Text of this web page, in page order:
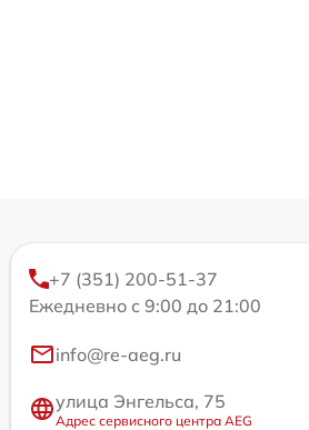
+7 (351) 200-51-37
Ежедневно с 9:00 до 21:00
info@re-aeg.ru
улица Энгельса, 75
Адрес сервисного центра AEG